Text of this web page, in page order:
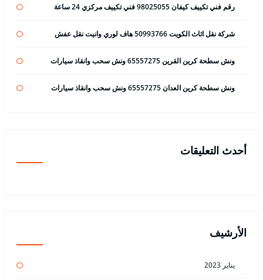
رقم فني تكييف كيفان 98025055 فني تكييف مركزي 24 ساعة
شركة نقل اثاث الكويت 50993766 هاف لوري وانيت نقل عفش
ونش سطحة كرين القرين 65557275 ونش سحب وانقاذ سيارات
ونش سطحة كرين العدان 65557275 ونش سحب وانقاذ سيارات
أحدث التعليقات
الأرشيف
يناير 2023